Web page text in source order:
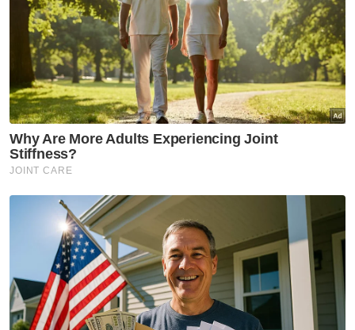
Artikel Disyorkan
Kelantan
MRSM Ulul Albab Tanah Merah
mula dibina suku pertama
tahun depan
bina kompleks tahfiz baharu
Kelantan
'Awak tenunglah muka saya
lama-lama, nanti saya dah
tiada sudah tidak boleh tengok'